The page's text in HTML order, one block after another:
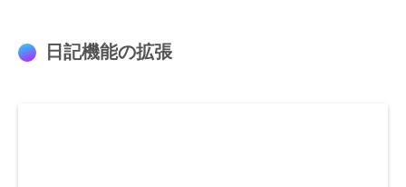
日記機能の拡張